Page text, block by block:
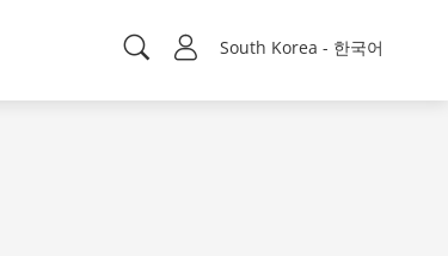
South Korea - 한국어